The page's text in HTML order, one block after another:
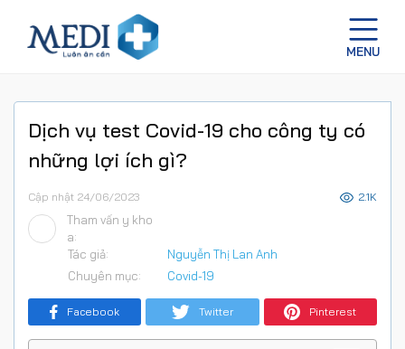
Dịch vụ test Covid-19 cho công ty có
những lợi ích gì?
Cập nhật 24/06/2023 2.1K
Tham vấn y kho
a:
Tác giả:
Nguyễn Thị Lan Anh
Chuyên mục:
Covid-19
Facebook Twitter Pinterest